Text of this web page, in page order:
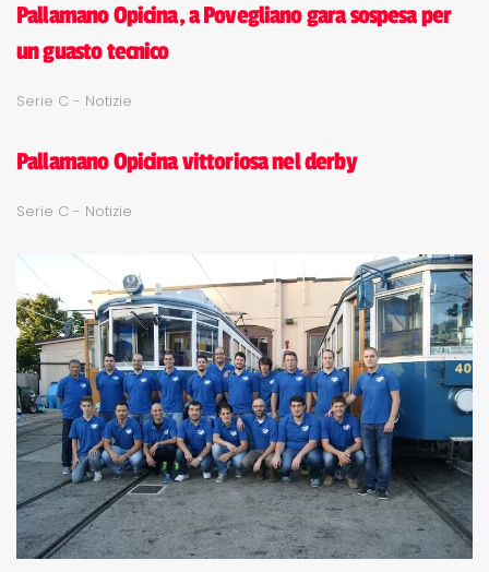
Pallamano Opicina, a Povegliano gara sospesa per
un guasto tecnico
Serie C - Notizie
Pallamano Opicina vittoriosa nel derby
Serie C - Notizie